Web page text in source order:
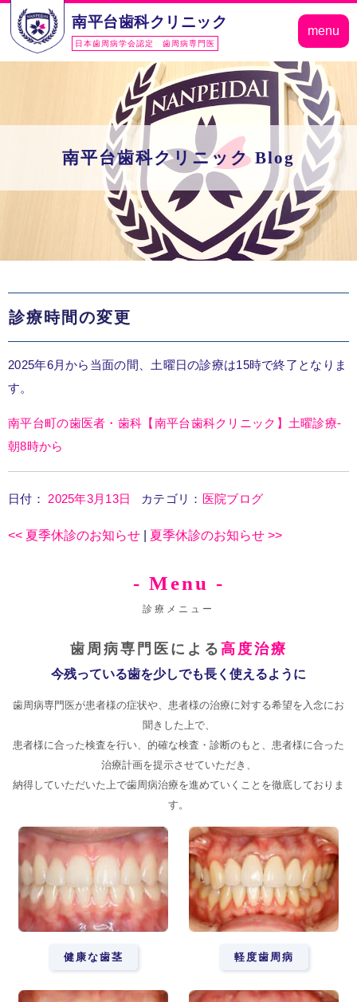
南平台歯科クリニック
日本歯周病学会認定 歯周病専門医
menu
南平台歯科クリニック Blog
診療時間の変更
2025年6月から当面の間、土曜日の診療は15時で終了となりま
す。
南平台町の歯医者・歯科【南平台歯科クリニック】土曜診療-
朝8時から
日付： 2025年3月13日 カテゴリ： 医院ブログ
<< 夏季休診のお知らせ 夏季休診のお知らせ >>
- Menu -
診療メニュー
歯周病専門医による 高度治療
今残っている歯を少しでも長く使えるように
歯周病専門医が患者様の症状や、患者様の治療に対する希望を入念にお
聞きした上で、
患者様に合った検査を行い、的確な検査・診断のもと、患者様に合った
治療計画を提示させていただき、
納得していただいた上で歯周病治療を進めていくことを徹底しておりま
す。
健康な歯茎 軽度歯周病